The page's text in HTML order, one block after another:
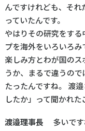
んですけれども、そ
っていたんです。
やはりその研究をす
プを海外をいろいろ
楽しみ方とわが国の
うか、まるで違うの
たったんですね。 渡
したか」って聞かれた
渡邉理事長 多いです